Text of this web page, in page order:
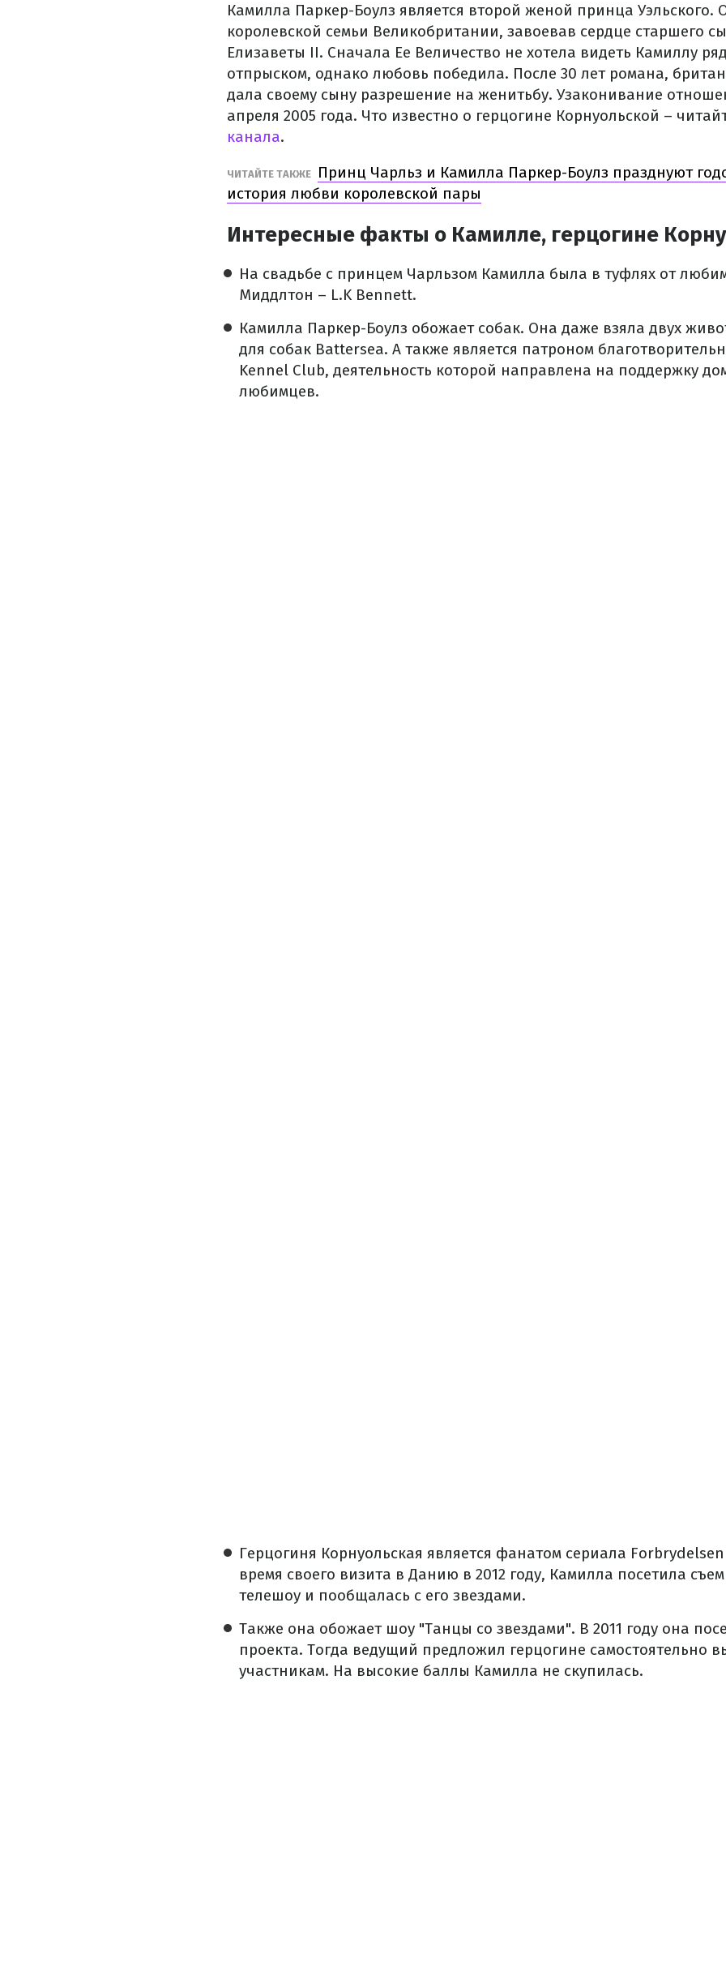
Камилла Паркер-Боулз является второй женой принца Уэльского.
королевской семьи Великобритании, завоевав сердце старшего
Елизаветы II. Сначала Ее Величество не хотела видеть Камиллу
отпрыском, однако любовь победила. После 30 лет романа,
дала своему сыну разрешение на женитьбу. Узаконивание
апреля 2005 года. Что известно о герцогине Корнуольской –
канала.
ЧИТАЙТЕ ТАКЖЕ
Принц Чарльз и Камилла Паркер-Боулз празднуют
история любви королевской пары
Интересные факты о Камилле, герцогине
На свадьбе с принцем Чарльзом Камилла была в туфлях от
Миддлтон – L.K Bennett.
Камилла Паркер-Боулз обожает собак. Она даже взяла двух
для собак Battersea. А также является патроном
Kennel Club, деятельность которой направлена ​​на поддержку
любимцев.
Герцогиня Корнуольская является фанатом сериала
время своего визита в Данию в 2012 году, Камилла посетила
телешоу и пообщалась с его звездами.
Также она обожает шоу "Танцы со звездами". В 2011 году она
проекта. Тогда ведущий предложил герцогине самостоятельно
участникам. На высокие баллы Камилла не скупилась.